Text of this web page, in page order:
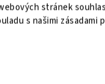
stránek
s našimi zásadami